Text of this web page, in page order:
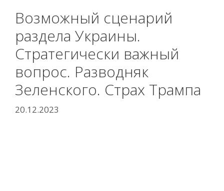
Возможный сценарий
раздела Украины.
Стратегически важный
вопрос. Разводняк
Зеленского. Страх Трампа
20.12.2023